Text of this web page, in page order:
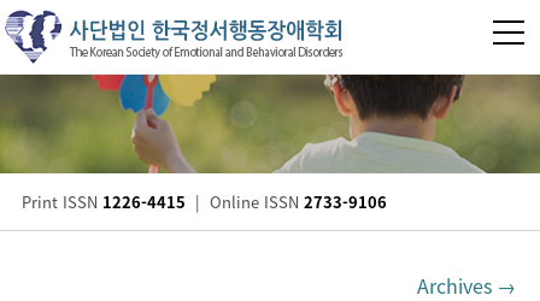
Print ISSN 1226-4415 | Online ISSN 2733-9106
Archives →